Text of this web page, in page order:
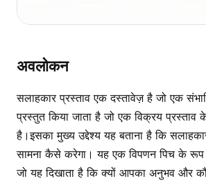
अवलोकन
सलाहकार प्रस्ताव एक दस्तावेज़ है जो एक
प्रस्तुत किया जाता है जो एक विक्रय प्रस्ताव
है।इसका मुख्य उद्देश्य यह बताना है कि
सामना कैसे करेगा। यह एक विपणन पिच के रूप
जो यह दिखाता है कि क्यों आपका अनुभव और